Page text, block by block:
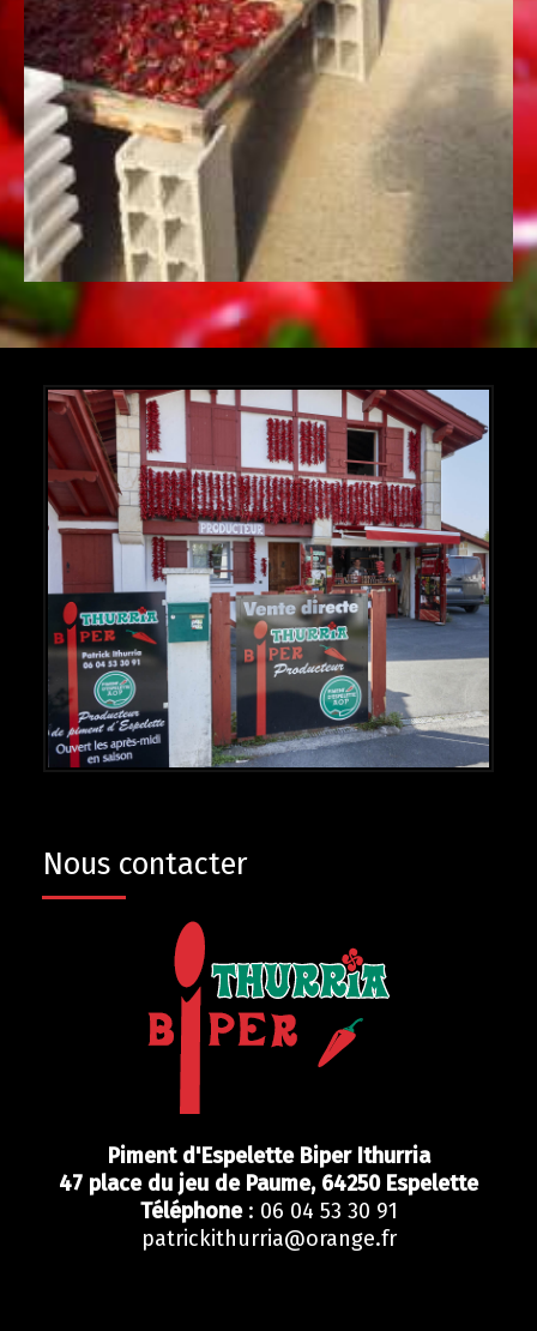
Nous contacter
Piment d'Espelette Biper Ithurria
47 place du jeu de Paume, 64250 Espelette
Téléphone: 06 04 53 30 91
patrickithurria@orange.fr